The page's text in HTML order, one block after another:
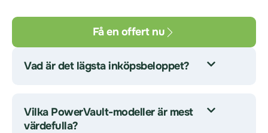
Få en offert nu
Vad är det lägsta inköpsbeloppet?
Vilka PowerVault-modeller är mest
värdefulla?